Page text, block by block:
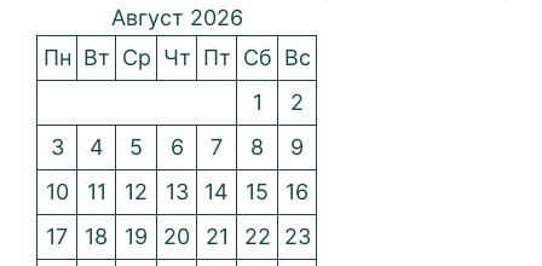
Август 2026
Пн Вт Ср Чт Пт Сб Вс
1
2
3
4 5 6 7 8
9
10
11 12 13 14 15
16
17
18 19 20 21 22
23